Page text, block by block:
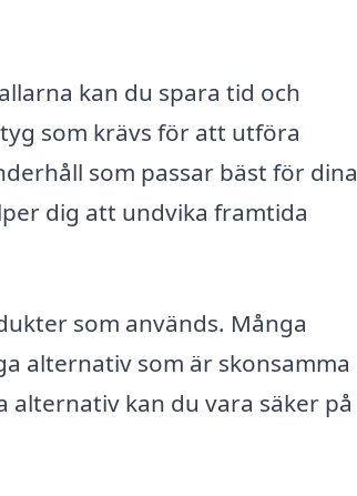
kan du spara tid och
som krävs för att utföra
som passar bäst för dina
dig att undvika framtida
som används. Många
alternativ som är skonsamma
alternativ kan du vara säker på